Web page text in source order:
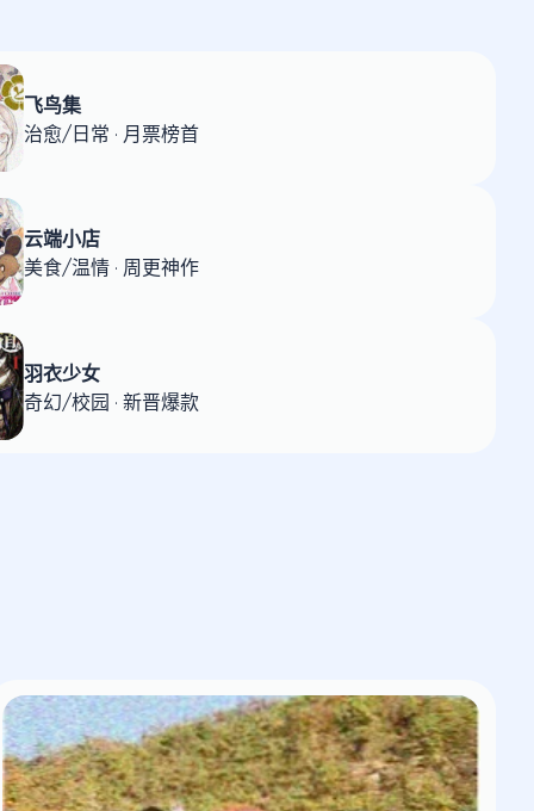
飞鸟集
治愈/日常 · 月票榜首
云端小店
美食/温情 · 周更神作
羽衣少女
奇幻/校园 · 新晋爆款